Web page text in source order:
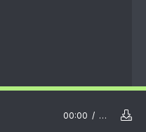
00:00 …